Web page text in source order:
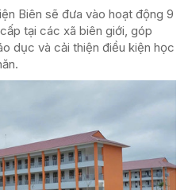
Biên sẽ đưa vào hoạt động 9
tại các xã biên giới, góp
dục và cải thiện điều kiện học